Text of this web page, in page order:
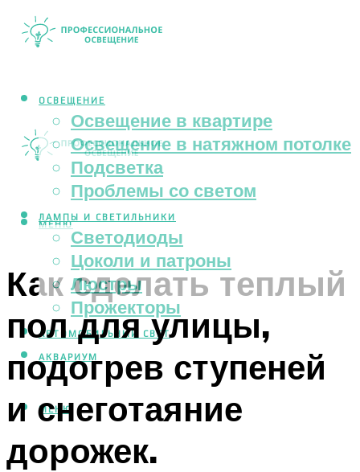
ОСВЕЩЕНИЕ
Освещение в квартире
Освещение в натяжном потолке
Подсветка
Проблемы со светом
ЛАМПЫ И СВЕТИЛЬНИКИ
Светодиоды
Цоколи и патроны
Люстры
Прожекторы
АВТОМОБИЛЬНЫЙ СВЕТ
АКВАРИУМ
МЕНЮ
МЕНЮ
Как сделать теплый
пол для улицы,
подогрев ступеней
и снеготаяние
дорожек.